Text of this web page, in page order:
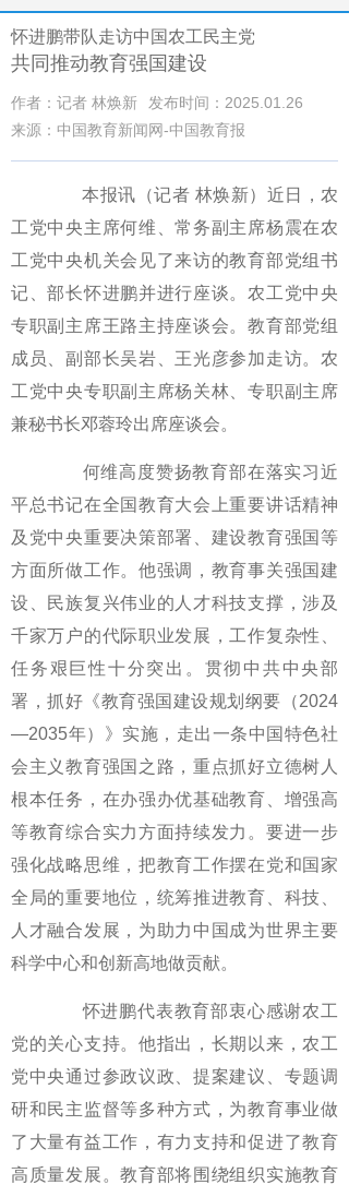
怀进鹏带队走访中国农工民主党
共同推动教育强国建设
作者：记者 林焕新
发布时间：2025.01.26
来源：中国教育新闻网-中国教育报
本报讯（记者 林焕新）近日，农
工党中央主席何维、常务副主席杨震在农
工党中央机关会见了来访的教育部党组书
记、部长怀进鹏并进行座谈。农工党中央
专职副主席王路主持座谈会。教育部党组
成员、副部长吴岩、王光彦参加走访。农
工党中央专职副主席杨关林、专职副主席
兼秘书长邓蓉玲出席座谈会。
何维高度赞扬教育部在落实习近
平总书记在全国教育大会上重要讲话精神
及党中央重要决策部署、建设教育强国等
方面所做工作。他强调，教育事关强国建
设、民族复兴伟业的人才科技支撑，涉及
千家万户的代际职业发展，工作复杂性、
任务艰巨性十分突出。贯彻中共中央部
署，抓好《教育强国建设规划纲要（2024
—2035年）》实施，走出一条中国特色社
会主义教育强国之路，重点抓好立德树人
根本任务，在办强办优基础教育、增强高
等教育综合实力方面持续发力。要进一步
强化战略思维，把教育工作摆在党和国家
全局的重要地位，统筹推进教育、科技、
人才融合发展，为助力中国成为世界主要
科学中心和创新高地做贡献。
怀进鹏代表教育部衷心感谢农工
党的关心支持。他指出，长期以来，农工
党中央通过参政议政、提案建议、专题调
研和民主监督等多种方式，为教育事业做
了大量有益工作，有力支持和促进了教育
高质量发展。教育部将围绕组织实施教育